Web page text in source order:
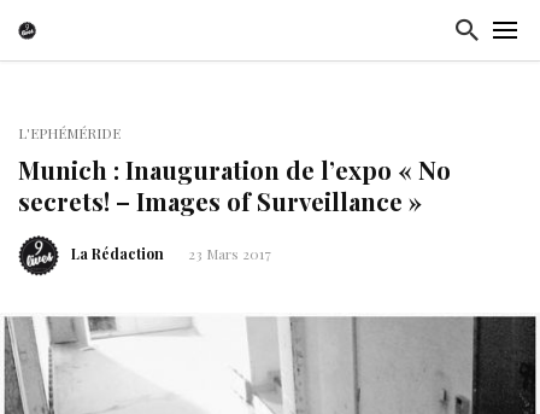
L'EPHÉMÉRIDE
Munich : Inauguration de l’expo « No
secrets! – Images of Surveillance »
La Rédaction 23 Mars 2017